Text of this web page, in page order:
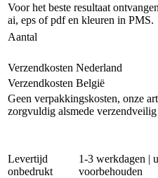
Voor het beste resultaat
ai, eps of pdf en kleuren in PMS.
Aantal
Verzendkosten Nederland
Verzendkosten België
Geen verpakkingskosten, onze
zorgvuldig alsmede
Levertijd
onbedrukt
1-3 werkdagen |
voorbehouden